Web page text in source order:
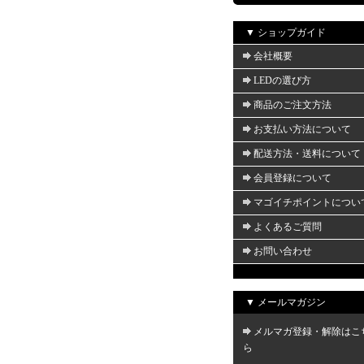
▼ ショップガイド
会社概要
LEDの選び方
商品のご注文方法
お支払い方法について
配送方法・送料について
会員登録について
マゴイチポイントについ
よくあるご質問
お問い合わせ
▼ メールマガジン
メルマガ登録・解除はこ
ら